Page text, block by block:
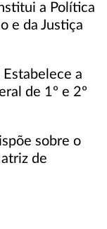
a Política
e da Justiça
Estabelece a
de 1º e 2º
sobre o
de